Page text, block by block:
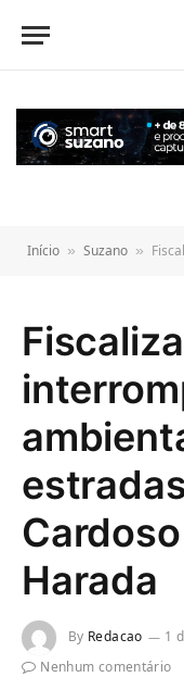
conteúdo
Início » Suzano »
Harada
By Redacao
1
Nenhum comentário